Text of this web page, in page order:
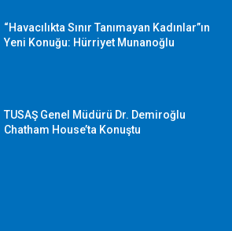
“Havacılıkta Sınır Tanımayan Kadınlar”ın
Yeni Konuğu: Hürriyet Munanoğlu
TUSAŞ Genel Müdürü Dr. Demiroğlu
Chatham House’ta Konuştu